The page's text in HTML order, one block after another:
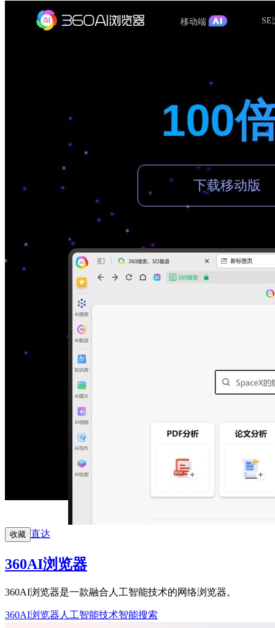
收藏 直达
360AI浏览器
360AI浏览器是一款融合人工智能技术的网络浏览器。
360AI浏览器 人工智能技术智能搜索